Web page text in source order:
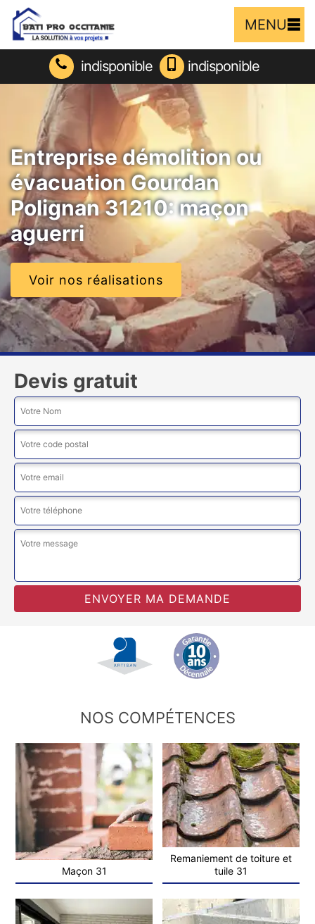
MENU
indisponible indisponible
Entreprise démolition ou
évacuation Gourdan
Polignan 31210: maçon
aguerri
Voir nos réalisations
Devis gratuit
NOS COMPÉTENCES
Maçon 31
Remaniement de toiture et
tuile 31